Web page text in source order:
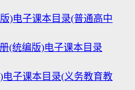
)电子课本目录(普通高中
(统编版)电子课本目录
子课本目录(义务教育教